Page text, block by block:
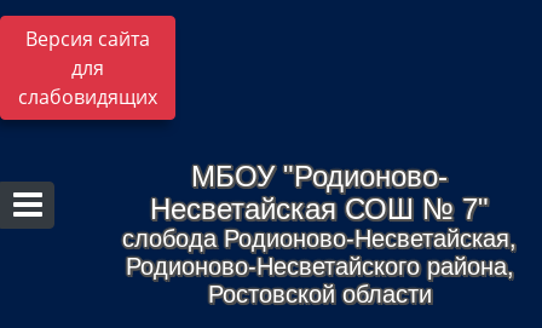
Версия сайта
для
слабовидящих
МБОУ "Родионово-
Несветайская СОШ № 7"
слобода Родионово-Несветайская,
Родионово-Несветайского района,
Ростовской области